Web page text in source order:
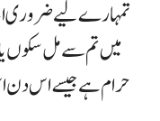
تمہارے لیے ضروری
میں تم سے مل سکوں
حرام ہے جیسے اس دن